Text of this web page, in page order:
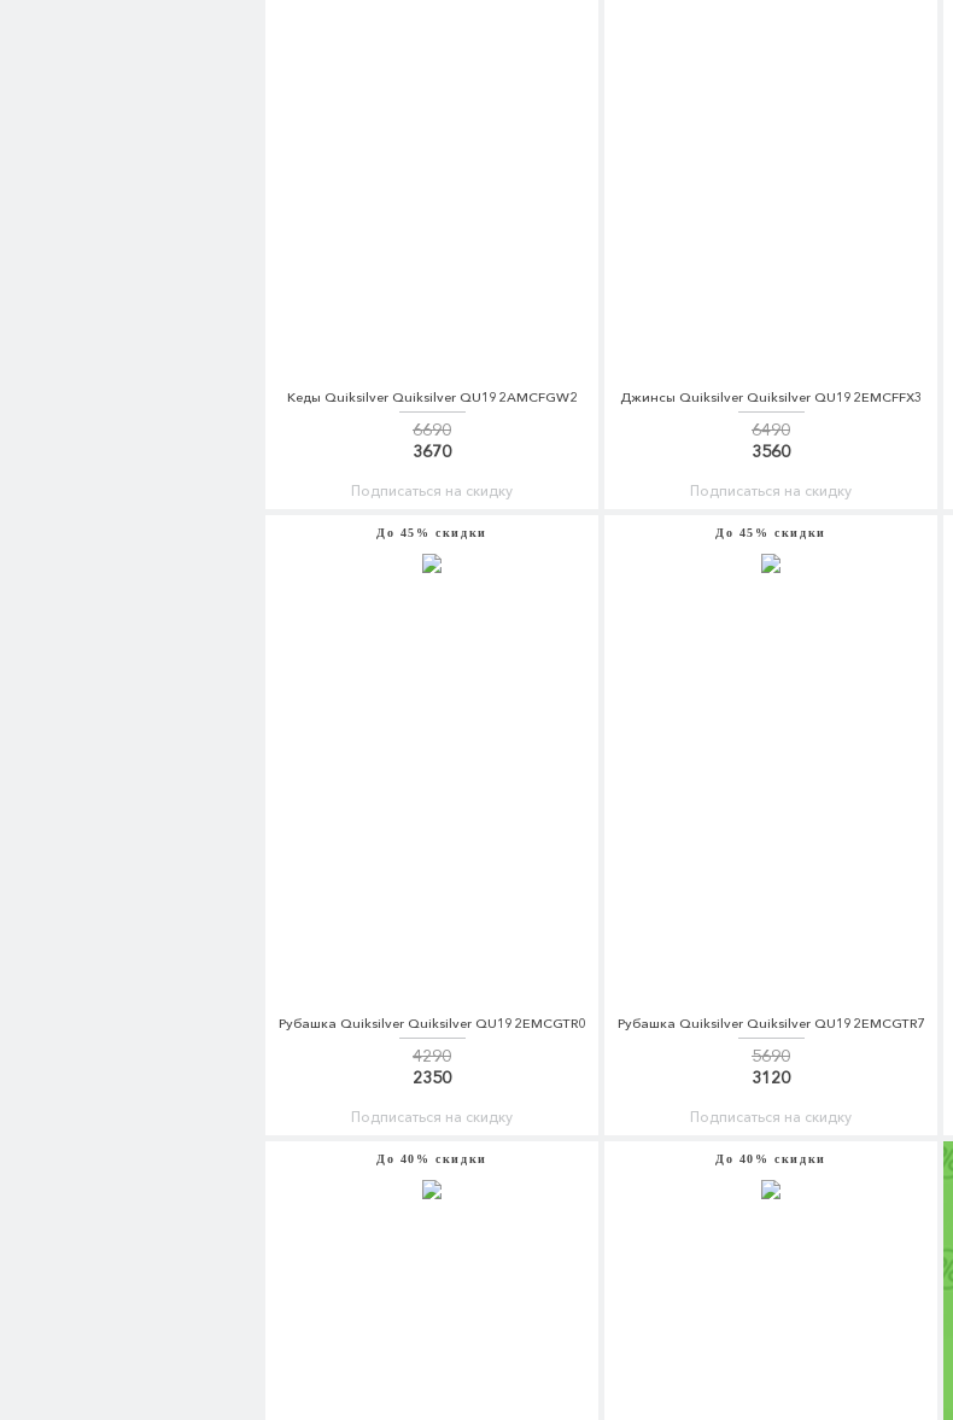
Кеды Quiksilver Quiksilver QU192AMCFGW2
6690
3670
Подписаться на скидку
Джинсы Quiksilver Quiksilver QU192EMCFFX3
6490
3560
Подписаться на скидку
До 45% скидки
Рубашка Quiksilver Quiksilver QU192EMCGTR0
4290
2350
Подписаться на скидку
До 45% скидки
Рубашка Quiksilver Quiksilver QU192EMCGTR7
5690
3120
Подписаться на скидку
До 40% скидки До 40% скидки